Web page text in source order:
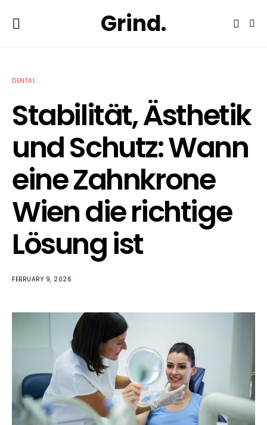
Grind.
DENTAL
Stabilität, Ästhetik
und Schutz: Wann
eine Zahnkrone
Wien die richtige
Lösung ist
FEBRUARY 9, 2026